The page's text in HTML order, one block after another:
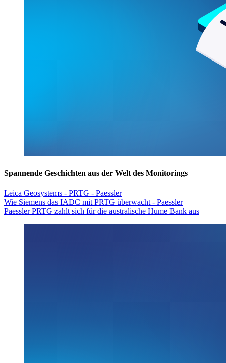
Spannende Geschichten aus der Welt des Monitorings
Leica Geosystems - PRTG - Paessler
Wie Siemens das IADC mit PRTG überwacht - Paessler
Paessler PRTG zahlt sich für die australische Hume Bank aus